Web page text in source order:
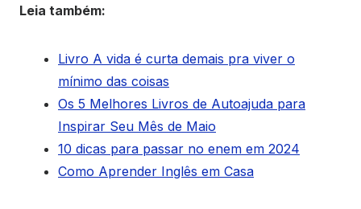
Leia também:
Livro A vida é curta demais pra viver o
mínimo das coisas
Os 5 Melhores Livros de Autoajuda para
Inspirar Seu Mês de Maio
10 dicas para passar no enem em 2024
Como Aprender Inglês em Casa